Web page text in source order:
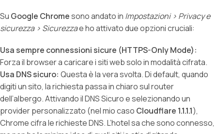
Su Google Chromesono andato in Impostazioni > Privacy e
sicurezza > Sicurezzae ho attivato due opzioni cruciali:
Usa sempre connessioni sicure (HTTPS-Only Mode):
Forza il browser a caricare i siti web solo in modalità cifrata.
Usa DNS sicuro: Questa è la vera svolta. Di default, quando
digiti un sito, la richiesta passa in chiaro sul router
dell’albergo. Attivando il DNS Sicuro e selezionando un
provider personalizzato (nel mio caso Cloudflare 1.1.1.1),
Chrome cifra le richieste DNS. L’hotel sa che sono connesso,